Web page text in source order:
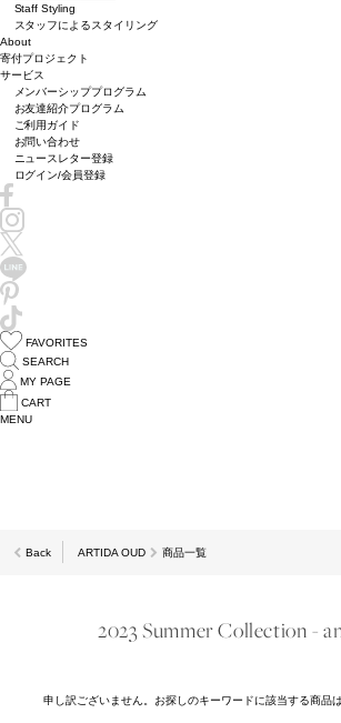
Staff Styling
スタッフによるスタイリング
About
寄付プロジェクト
サービス
メンバーシッププログラム
お友達紹介プログラム
ご利用ガイド
お問い合わせ
ニュースレター登録
ログイン/会員登録
FAVORITES
SEARCH
MY PAGE
CART
MENU
Back ARTIDA OUD 商品一覧
2023 Summer Collection -
申し訳ございません。お探しのキーワードに該当する商品